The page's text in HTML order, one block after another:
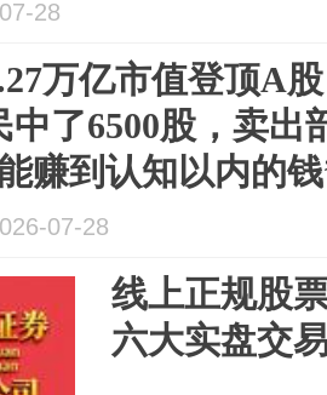
28
万亿市值登顶A
中了6500股，卖出
赚到认知以内的
07-28
线上正规股
六大实盘交